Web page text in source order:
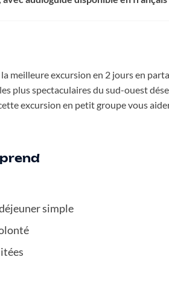
meilleure excursion en 2 jours en
plus spectaculaires du sud-ouest
excursion en petit groupe vous
simple